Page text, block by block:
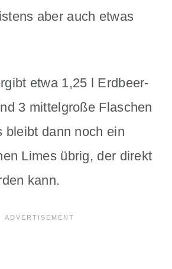
aber auch etwas
etwa 1,25 l Erdbeer-
3 mittelgroße Flaschen
bleibt dann noch ein
Limes übrig, der direkt
kann.